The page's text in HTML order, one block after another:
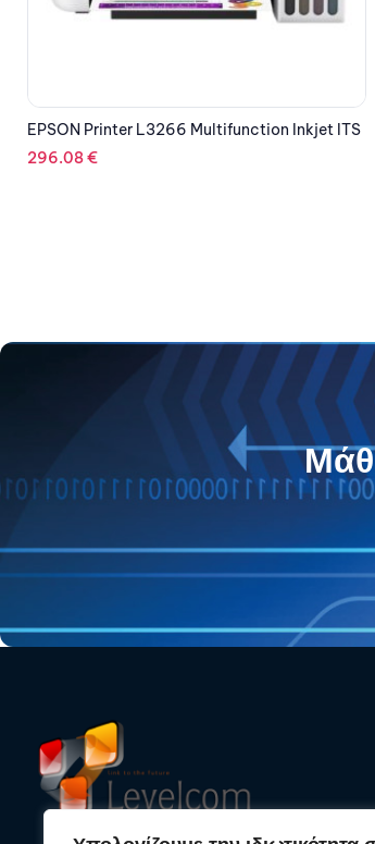
EPSON Printer L6260 Multifunction Inkjet ITS
410.41€